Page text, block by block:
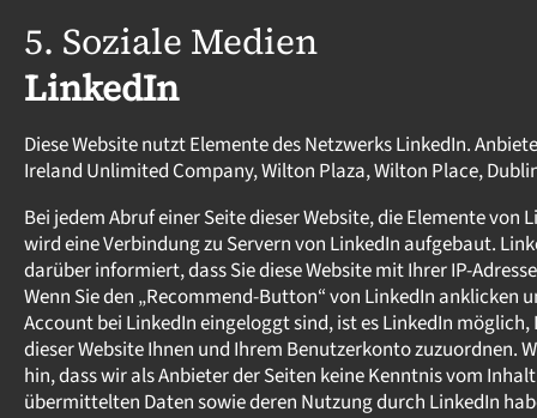
5. Soziale Medien
LinkedIn
Diese Website nutzt Elemente des Netzwerks LinkedIn.
Ireland Unlimited Company, Wilton Plaza, Wilton Place,
Bei jedem Abruf einer Seite dieser Website, die Elemente von
wird eine Verbindung zu Servern von LinkedIn aufgebaut.
darüber informiert, dass Sie diese Website mit Ihrer IP-
Wenn Sie den „Recommend-Button“ von LinkedIn anklicken
Account bei LinkedIn eingeloggt sind, ist es LinkedIn möglich,
dieser Website Ihnen und Ihrem Benutzerkonto zuzuordnen.
hin, dass wir als Anbieter der Seiten keine Kenntnis vom
übermittelten Daten sowie deren Nutzung durch LinkedIn